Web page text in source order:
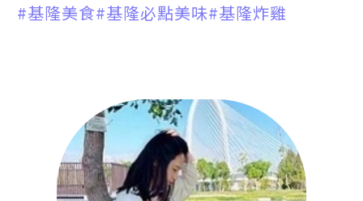
#基隆美食#基隆必點美味#基隆炸雞